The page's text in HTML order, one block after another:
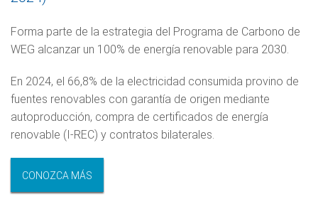
Forma parte de la estrategia del Programa de Carbono de
WEG alcanzar un 100% de energía renovable para 2030.
En 2024, el 66,8% de la electricidad consumida provino de
fuentes renovables con garantía de origen mediante
autoproducción, compra de certificados de energía
renovable (I-REC) y contratos bilaterales.
CONOZCA MÁS